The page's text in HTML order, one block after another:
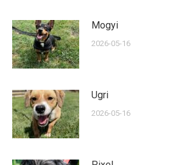
Mogyi
2026-05-16
Ugri
2026-05-16